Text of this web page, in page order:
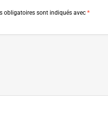
obligatoires sont indiqués avec *